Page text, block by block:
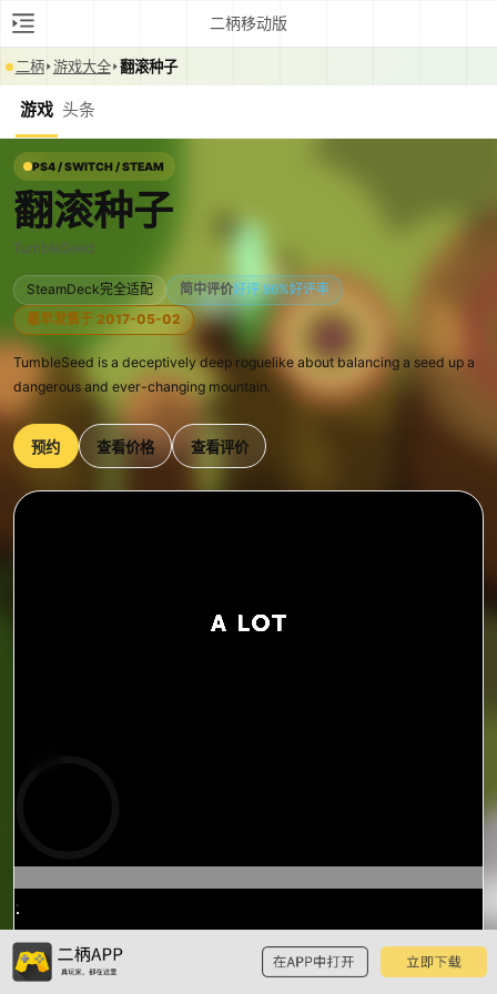
二柄移动版
二柄 游戏大全 翻滚种子
游戏 头条
PS4 / SWITCH / STEAM
翻滚种子
TumbleSeed
SteamDeck完全适配 简中评价好评 86%好评率
最早发售于 2017-05-02
TumbleSeed is a deceptively deep roguelike about balancing a seed up a
dangerous and ever-changing mountain.
预约 查看价格 查看评价
0:14
/
预